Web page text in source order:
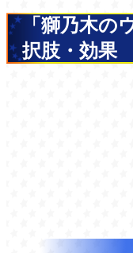
「獅乃木の
択肢・効果